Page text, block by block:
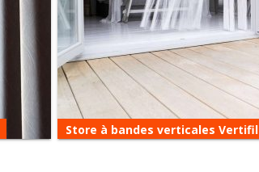
Store à bandes verticales Vertifil